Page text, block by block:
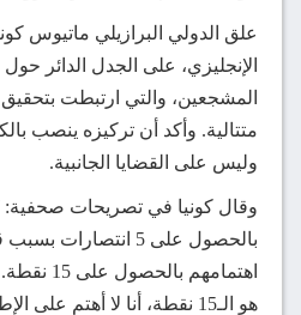
علق الدولي البرازيلي ماتيوس
الإنجليزي، على الجدل الدائر
المشجعين، والتي ارتبطت
متتالية. وأكد أن تركيزه ينصب
وليس على القضايا الجانبية.
وقال كونيا في تصريحات صحفية:
بالحصول على 5
اهتمامهم
هو الـ15 نقطة، أنا لا أهتم